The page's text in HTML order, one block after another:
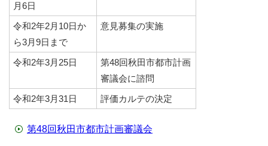
月6日
令和2年2月10日か
ら3月9日まで
意見募集の実施
令和2年3月25日
第48回秋田市都市計画
審議会に諮問
令和2年3月31日
評価カルテの決定
第48回秋田市都市計画審議会